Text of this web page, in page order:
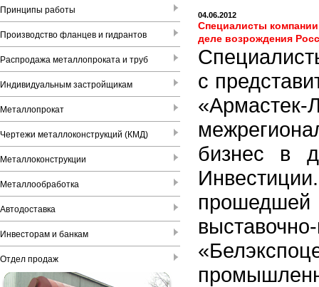
Принципы работы
Производство фланцев и гидрантов
Распродажа металлопроката и труб
Индивидуальным застройщикам
Металлопрокат
Чертежи металлоконструкций (КМД)
Металлоконструкции
Металлообработка
Автодоставка
Инвесторам и банкам
Отдел продаж
04.06.2012
Специалисты
деле возрождения
с
бизнес в